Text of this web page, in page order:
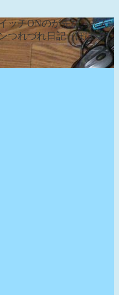
ッチONのが先な、そん
つれづれ日記（ぽぽづ